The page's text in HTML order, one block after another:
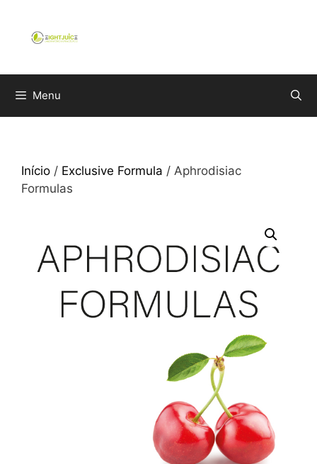
Menu
Início / Exclusive Formula / Aphrodisiac
Formulas